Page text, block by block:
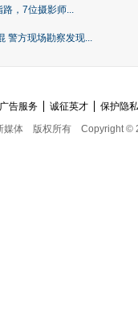
，7位摄影师...
警方现场勘察发现...
广告服务 诚征英才
保护隐
媒体
版权所有 Copyright ©